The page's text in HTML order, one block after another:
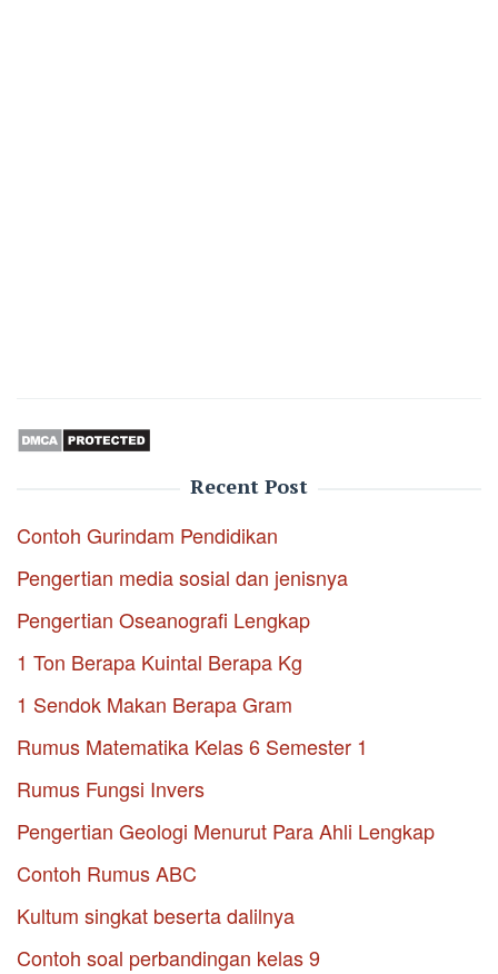
Recent Post
Contoh Gurindam Pendidikan
Pengertian media sosial dan jenisnya
Pengertian Oseanografi Lengkap
1 Ton Berapa Kuintal Berapa Kg
1 Sendok Makan Berapa Gram
Rumus Matematika Kelas 6 Semester 1
Rumus Fungsi Invers
Pengertian Geologi Menurut Para Ahli Lengkap
Contoh Rumus ABC
Kultum singkat beserta dalilnya
Contoh soal perbandingan kelas 9